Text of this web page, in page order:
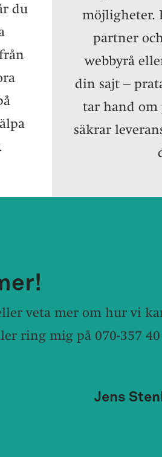
du
möjligheter.
partner
webbyrå
din sajt –
tar hand
säkrar
veta mer om hur vi
ring mig på 070-357
Jens